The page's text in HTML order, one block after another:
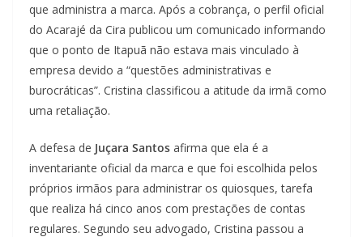
que administra a marca. Após a cobrança, o perfil oficial
do Acarajé da Cira publicou um comunicado informando
que o ponto de Itapuã não estava mais vinculado à
empresa devido a “questões administrativas e
burocráticas”. Cristina classificou a atitude da irmã como
uma retaliação.
A defesa de Juçara Santos afirma que ela é a
inventariante oficial da marca e que foi escolhida pelos
próprios irmãos para administrar os quiosques, tarefa
que realiza há cinco anos com prestações de contas
regulares. Segundo seu advogado, Cristina passou a